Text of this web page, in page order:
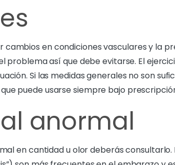
cambios en condiciones vasculares y la
problema así que debe evitarse. El
Si las medidas generales no son
puede usarse siempre bajo
anormal
en cantidad u olor deberás consultarlo.